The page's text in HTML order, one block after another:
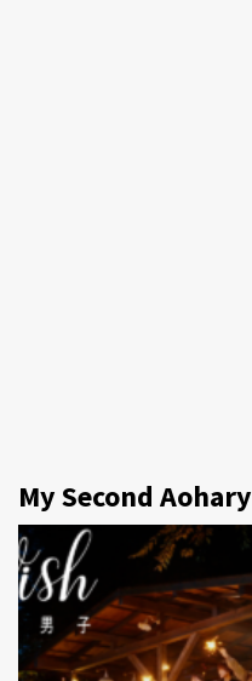
My Second Aohary